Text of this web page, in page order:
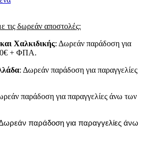
τις δωρεάν αποστολές:
Χαλκιδικής: Δωρεάν παράδοση για
+ ΦΠΑ.
: Δωρεάν παράδοση για παραγγελίες
παράδοση για παραγγελίες άνω των
παράδοση για παραγγελίες άνω